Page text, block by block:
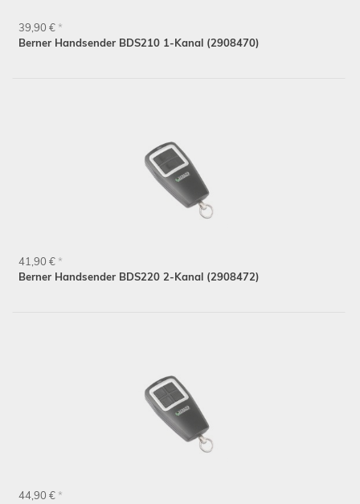
Berner Handsender BDS210 1-Kanal (2908470)
39,90 € *
Berner Handsender BDS220 2-Kanal (2908472)
41,90 € *
44,90 € *